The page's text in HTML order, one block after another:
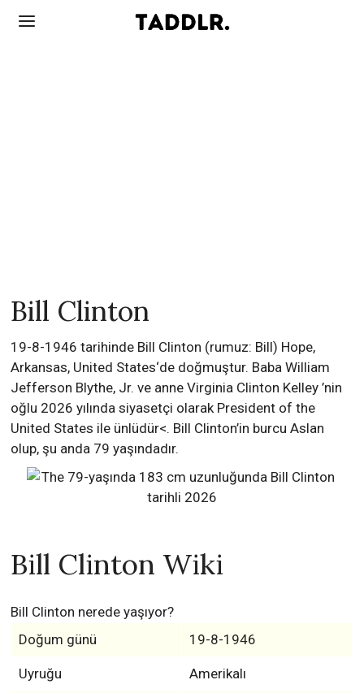
Bill Clinton
19-8-1946 tarihinde Bill Clinton (rumuz: Bill) Hope,
Arkansas, United States‘de doğmuştur. Baba William
Jefferson Blythe, Jr. ve anne Virginia Clinton Kelley ’nin
oğlu 2026 yılında siyasetçi olarak President of the
United States ile ünlüdür<. Bill Clinton’in burcu Aslan
olup, şu anda 79 yaşındadır.
Bill Clinton Wiki
Bill Clinton nerede yaşıyor?
Doğum günü
19-8-1946
Uyruğu Amerikalı